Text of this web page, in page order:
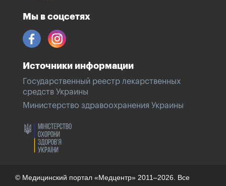
Мы в соцсетях
Источники информации
Государственный реестр лекарственных
средств Украины
Министерство здравоохранения Украины
© Медицинский портал «Медцентр» 2011–2026. Все